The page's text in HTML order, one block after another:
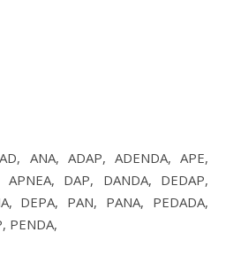
ANA, ADAP, ADENDA, APE,
DAP, DANDA, DEDAP,
DEPA, PAN, PANA, PEDADA,
PENDA,